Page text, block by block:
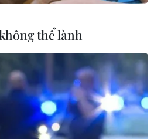
thể lành